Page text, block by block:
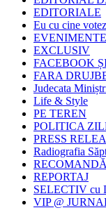
EDITORIALE
Eu cu cine
EVENIMENTE
EXCLUSIV
FACEBOOK
FARA
Judecata
Life & Style
PE TEREN
POLITICA
PRESS
Radiografia
REPORTAJ
SELECTIV cu
VIP @